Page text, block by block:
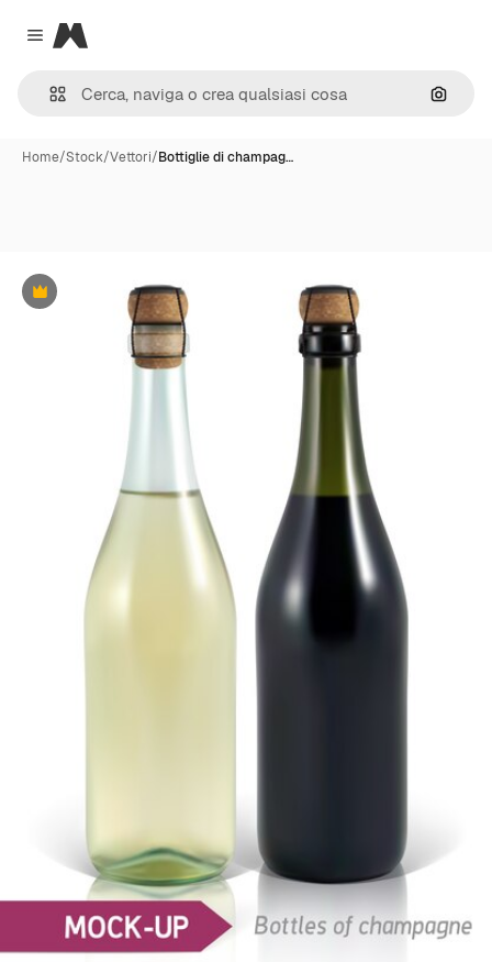
Close menu
Magnific
Cerca
Home/Stock/Vettori/Bottiglie di champag…
Premium